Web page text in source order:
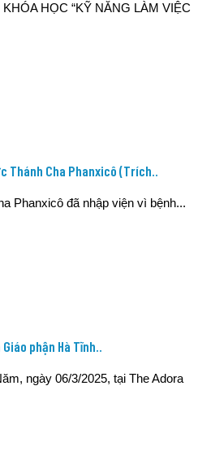
HỌC “KỸ NĂNG LÀM VIỆC
Thánh Cha Phanxicô (Trích..
Phanxicô đã nhập viện vì bệnh...
phận Hà Tĩnh..
ngày 06/3/2025, tại The Adora